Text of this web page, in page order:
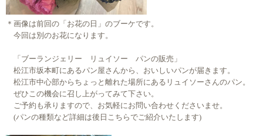
＊画像は前回の「お花の日」のブーケです。
今回は別のお花になります。
「ブーランジェリー リュイソー パンの販売」
松江市坂本町にあるパン屋さんから、おいしいパンが届きます。
松江市中心部からちょっと離れた場所にあるリュイソーさんのパン。
ぜひこの機会に召し上がってみて下さい。
ご予約も承りますので、お気軽にお問い合わせくださいませ。
(パンの種類など詳細は後日こちらでご紹介いたします)